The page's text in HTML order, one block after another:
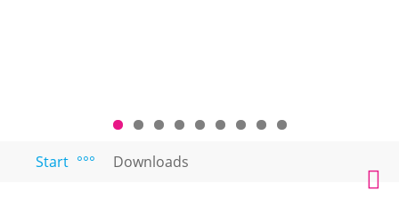
PAARTEXT
Coaching
Start °°° Downloads